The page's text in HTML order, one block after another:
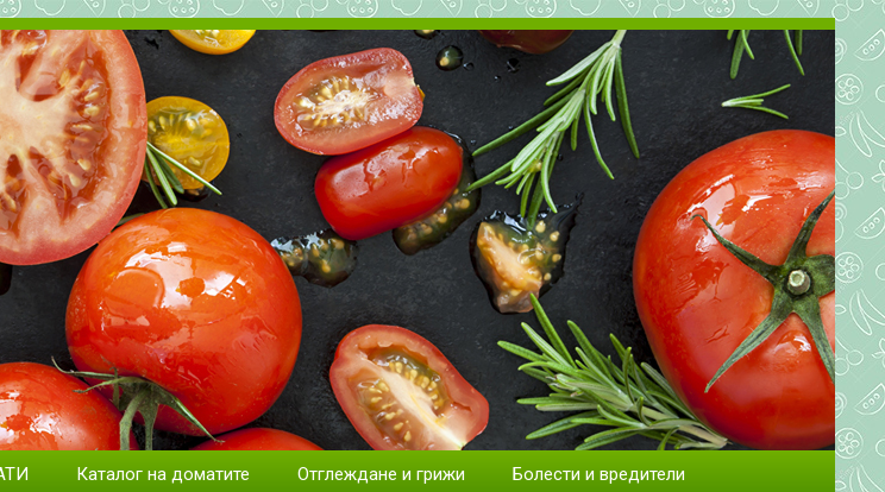
Сортове и разсад.
Каталог на доматите Отглеждане и грижи Болести и вредители